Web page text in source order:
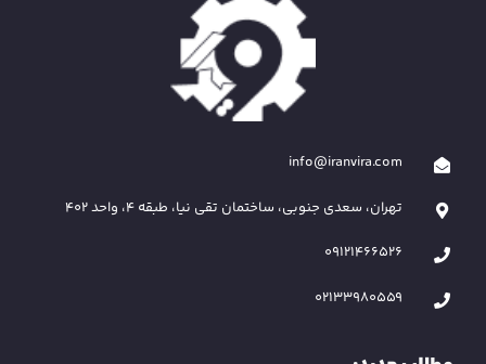
info@iranvira.com
تهران، سعدی جنوبی، ساختمان تقی نیا، طبقه 4، واحد 402
09121466526
02133980559